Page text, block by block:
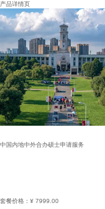
产品详情页
中国内地中外合办硕士申请服务
套餐价格： ¥ 7999.00